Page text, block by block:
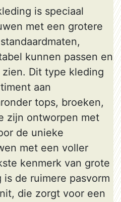
is speciaal
met een grotere
kunnen passen en
Dit type kleding
aan
tops, broeken,
zijn ontworpen met
de unieke
met een voller
kenmerk van grote
de ruimere pasvorm
die zorgt voor een